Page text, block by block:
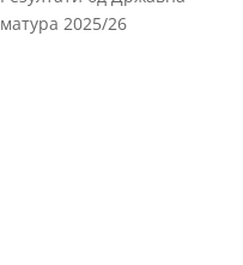
матура 2025/26